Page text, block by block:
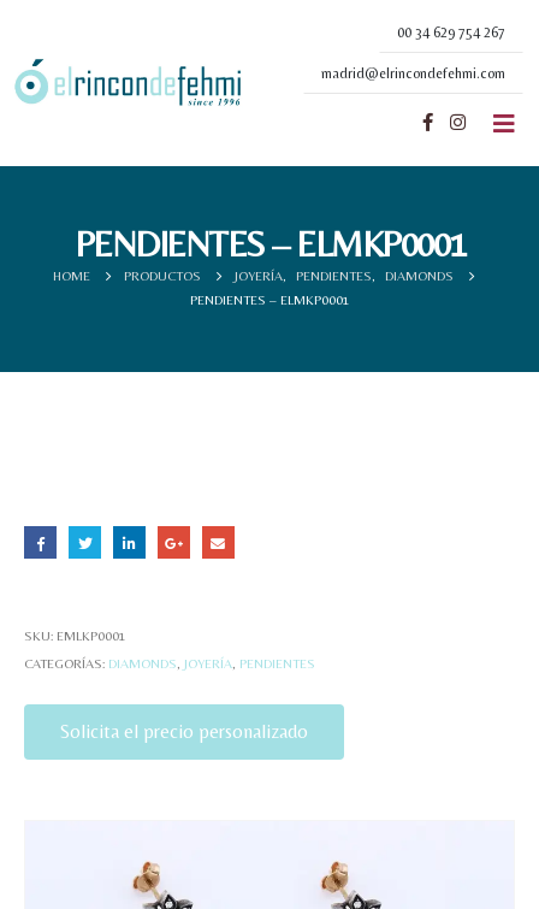
00 34 629 754 267
madrid@elrincondefehmi.com
PENDIENTES – ELMKP0001
HOME PRODUCTOS JOYERÍA, PENDIENTES
DIAMONDS
PENDIENTES – ELMKP0001
SKU: EMLKP0001
CATEGORÍAS: DIAMONDS JOYERÍA PENDIENTES
Solicita el precio personalizado